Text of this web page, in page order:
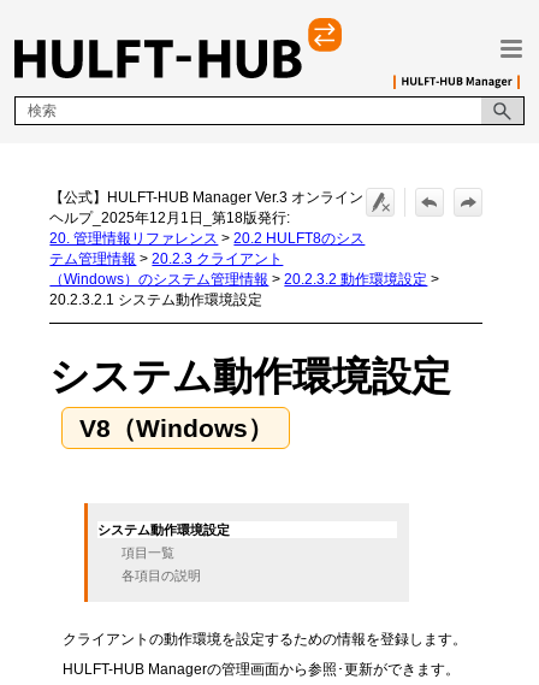
メイン コンテンツにスキップ
【公式】HULFT-HUB Manager Ver.3 オンライン
ヘルプ_2025年12月1日_第18版発行:
20. 管理情報リファレンス >20.2 HULFT8のシス
テム管理情報 >20.2.3 クライアント
（Windows）のシステム管理情報 >20.2.3.2 動作環境設定 >
20.2.3.2.1 システム動作環境設定
システム動作環境設定
システム動作環境設定
項目一覧
各項目の説明
クライアントの動作環境を設定するための情報を登録します。
HULFT-HUB Managerの管理画面から参照･更新ができます。